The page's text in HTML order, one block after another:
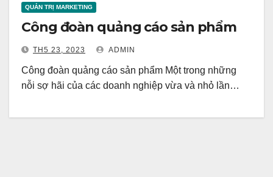
QUẢN TRỊ MARKETING
Công đoàn quảng cáo sản phẩm
TH5 23, 2023 ADMIN
Công đoàn quảng cáo sản phẩm Một trong những
nỗi sợ hãi của các doanh nghiệp vừa và nhỏ lần…